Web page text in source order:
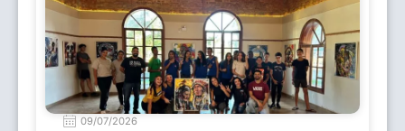
09/07/2026